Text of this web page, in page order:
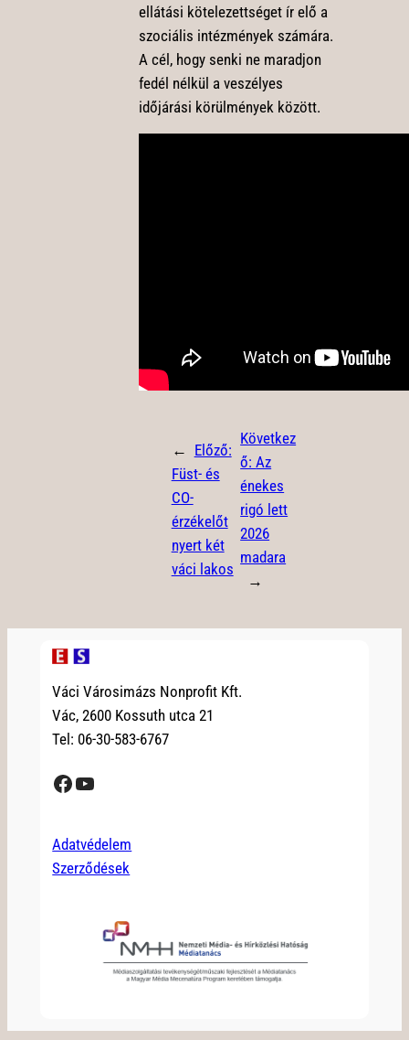
ellátási kötelezettséget ír elő a
szociális intézmények számára.
A cél, hogy senki ne maradjon
fedél nélkül a veszélyes
időjárási körülmények között.
← Előző:
Füst- és
CO-
érzékelőt
nyert két
váci lakos
Következ
ő:Az
énekes
rigó lett
2026
madara
→
Váci Városimázs Nonprofit Kft.
Vác, 2600 Kossuth utca 21
Tel: 06-30-583-6767
Facebook YouTube
Adatvédelem
Szerződések